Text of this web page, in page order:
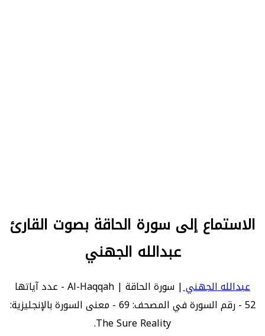
الاستماع إلى سورة الحاقة بصوت القارئ
عبدالله الجهني
عبدالله الجهني
| سورة الحاقة | Al-Haqqah - عدد آياتها
52 - رقم السورة في المصحف: 69 - معنى السورة بالإنجليزية:
The Sure Reality.